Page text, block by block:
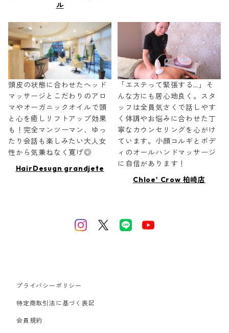
ル
頭皮の状態に合わせたヘッド
マッサージとこだわりのアロ
マやオーガニックオイルで頭
と心を癒しリフトアップ効果
も！完全マンツーマン、ゆっ
たり会話も楽しみたい大人女
性から気兼ねなく寛げ◎
HairDesugn grandjete
「エステって緊張する…」そ
んな方にも居心地良く。スタ
ッフは全員気さくで話しやす
く体調やお悩みに合わせた丁
寧なカウンセリングを心がけ
ています。小顔コルギとボデ
ィのオールハンドマッサージ
に自信があります！
Chloe' Crow 柏崎店
プライバシーポリシー
特定商取引法に基づく表記
会員規約